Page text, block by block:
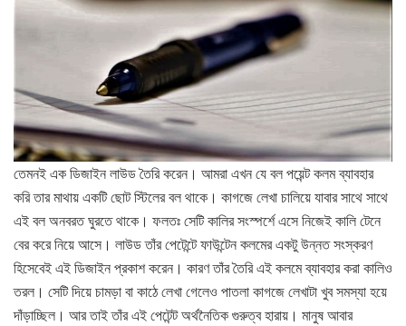
তেমনই এক ডিজাইন লাউড তৈরি করেন। আমরা এখন যে বল পয়েন্ট কলম ব্যাবহার
করি তার মাথায় একটি ছোট স্টিলের বল থাকে। কাগজে লেখা চালিয়ে যাবার সাথে সাথে
এই বল অনবরত ঘুরতে থাকে। ফলতঃ সেটি কালির সংস্পর্শে এসে নিজেই কালি টেনে
বের করে নিয়ে আসে। লাউড তাঁর পেটেন্টে ফাউন্টেন কলমের একটু উন্নত সংস্করণ
হিসেবেই এই ডিজাইন প্রকাশ করেন। কারণ তাঁর তৈরি এই কলমে ব্যাবহার করা কালিও
তরল। সেটি দিয়ে চামড়া বা কাঠে লেখা গেলেও পাতলা কাগজে লেখাটা খুব সমস্যা হয়ে
দাঁড়াচ্ছিল। আর তাই তাঁর এই পেটেন্ট অর্থনৈতিক গুরুত্ব হারায়। মানুষ আবার